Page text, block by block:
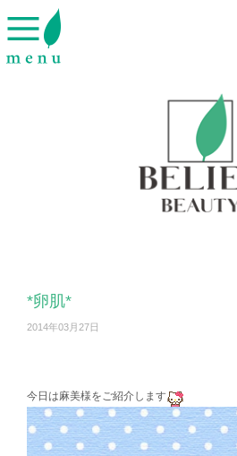
*卵肌*
2014年03月27日
今日は麻美様をご紹介します